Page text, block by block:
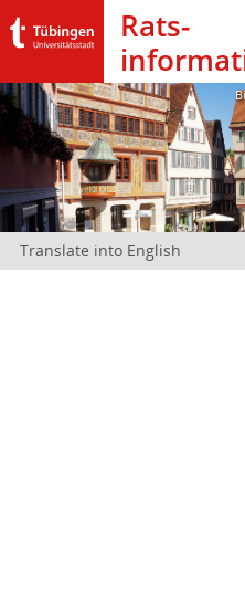
Rats­
Translate into English